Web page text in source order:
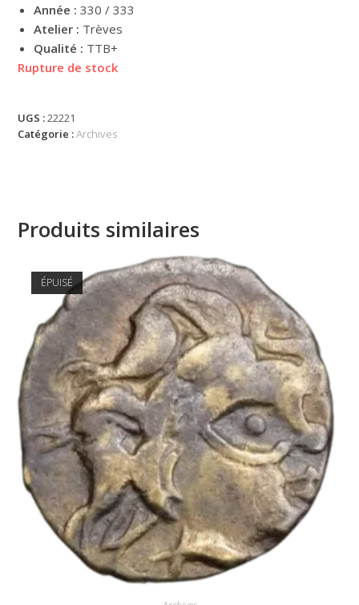
Année : 330 / 333
Atelier : Trèves
Qualité : TTB+
Rupture de stock
UGS :22221
Catégorie :Archives
Produits similaires
ÉPUISÉ